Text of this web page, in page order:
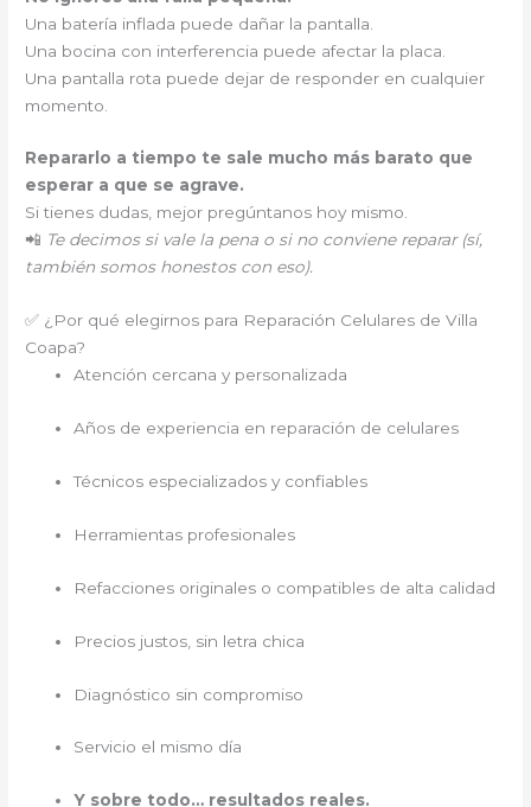
Una batería inflada puede dañar la pantalla.
Una bocina con interferencia puede afectar la placa.
Una pantalla rota puede dejar de responder en cualquier
momento.
Repararlo a tiempo te sale mucho más barato que
esperar a que se agrave.
Si tienes dudas, mejor pregúntanos hoy mismo.
📲 Te decimos si vale la pena o si no conviene reparar (sí,
también somos honestos con eso).
✅ ¿Por qué elegirnos para Reparación Celulares de Villa
Coapa?
Atención cercana y personalizada
Años de experiencia en reparación de celulares
Técnicos especializados y confiables
Herramientas profesionales
Refacciones originales o compatibles de alta calidad
Precios justos, sin letra chica
Diagnóstico sin compromiso
Servicio el mismo día
Y sobre todo… resultados reales.